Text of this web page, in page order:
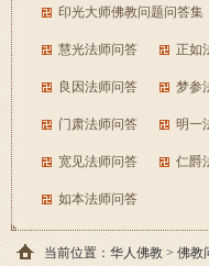
印光大师佛教问题问答集
慧光法师问答 正如
良因法师问答 梦参
门肃法师问答 明一
宽见法师问答 仁爵
如本法师问答
当前位置： 华人佛教 > 佛教